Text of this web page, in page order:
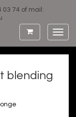
74 of mail:
blending